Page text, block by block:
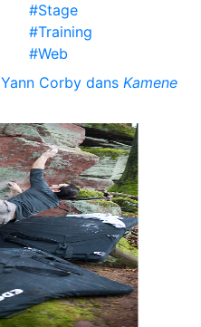
#Stage
#Training
#Web
Yann Corby dans Kamene